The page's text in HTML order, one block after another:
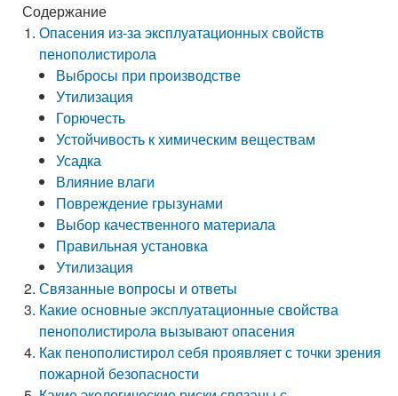
Содержание
Опасения из-за эксплуатационных свойств
пенополистирола
Выбросы при производстве
Утилизация
Горючесть
Устойчивость к химическим веществам
Усадка
Влияние влаги
Повреждение грызунами
Выбор качественного материала
Правильная установка
Утилизация
Связанные вопросы и ответы
Какие основные эксплуатационные свойства
пенополистирола вызывают опасения
Как пенополистирол себя проявляет с точки зрения
пожарной безопасности